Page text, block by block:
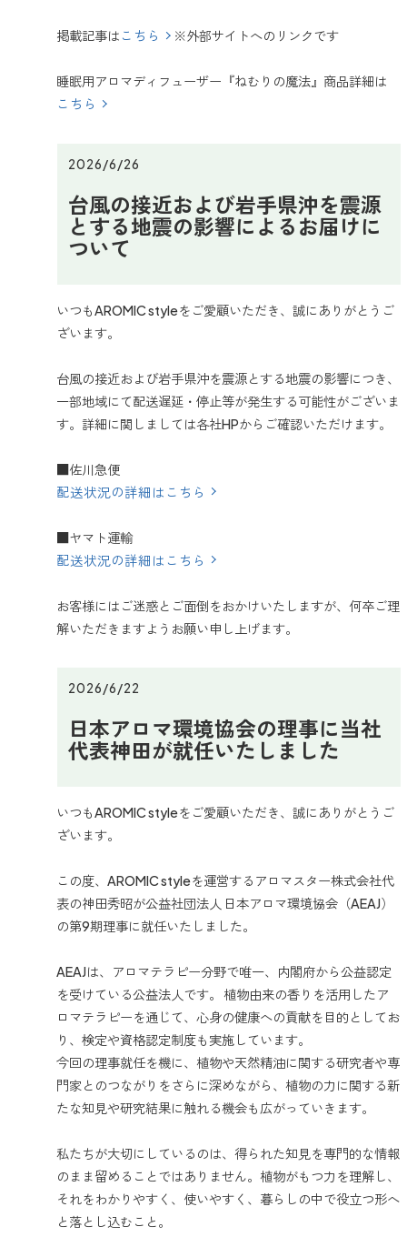
掲載記事は こちら ※外部サイトへのリンクです
睡眠用アロマディフューザー『ねむりの魔法』商品詳細は
こちら
2026/6/26
台風の接近および岩手県沖を震源
とする地震の影響によるお届けに
ついて
いつもAROMIC styleをご愛顧いただき、誠にありがとうご
ざいます。
台風の接近および岩手県沖を震源とする地震の影響につき、
一部地域にて配送遅延・停止等が発生する可能性がございま
す。詳細に関しましては各社HPからご確認いただけます。
■佐川急便
配送状況の詳細はこちら
■ヤマト運輸
配送状況の詳細はこちら
お客様にはご迷惑とご面倒をおかけいたしますが、何卒ご理
解いただきますようお願い申し上げます。
2026/6/22
日本アロマ環境協会の理事に当社
代表神田が就任いたしました
いつもAROMIC styleをご愛顧いただき、誠にありがとうご
ざいます。
この度、AROMIC styleを運営するアロマスター株式会社代
表の神田秀昭が公益社団法人 日本アロマ環境協会（AEAJ）
の第9期理事に就任いたしました。
AEAJは、アロマテラピー分野で唯一、内閣府から公益認定
を受けている公益法人です。 植物由来の香りを活用したア
ロマテラピーを通じて、心身の健康への貢献を目的としてお
り、検定や資格認定制度も実施しています。
今回の理事就任を機に、植物や天然精油に関する研究者や専
門家とのつながりをさらに深めながら、植物の力に関する新
たな知見や研究結果に触れる機会も広がっていきます。
私たちが大切にしているのは、得られた知見を専門的な情報
のまま留めることではありません。植物がもつ力を理解し、
それをわかりやすく、使いやすく、暮らしの中で役立つ形へ
と落とし込むこと。